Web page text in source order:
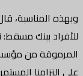
وبهذه المناسبة،
للأفراد ببنك
على التزامنا